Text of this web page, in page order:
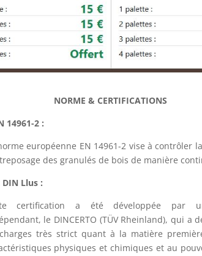
NORME & CERTIFICATIONS
14961-2 :
européenne EN 14961-2 vise à contrôler
des granulés de bois de manière
Llus :
certification a été développée par
le DINCERTO (TÜV Rheinland), qui a
très strict quant à la matière
physiques et chimiques et au